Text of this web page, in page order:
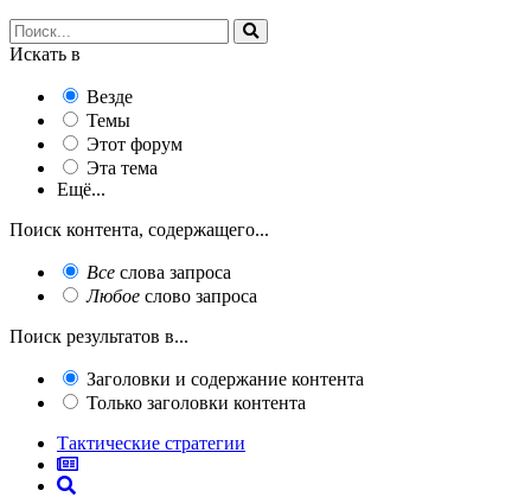
Искать в
Везде
Темы
Этот форум
Эта тема
Ещё...
Поиск контента, содержащего...
Все слова запроса
Любое слово запроса
Поиск результатов в...
Заголовки и содержание контента
Только заголовки контента
Тактические стратегии